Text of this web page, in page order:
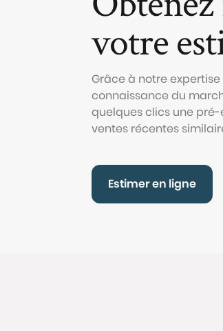
votre
Grâce à notre
connaissance du
quelques clics une
ventes récentes
Estimer en ligne